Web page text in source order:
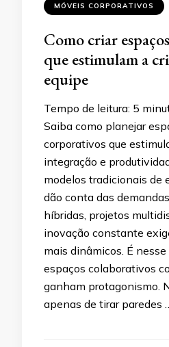
MÓVEIS CORPORATIVOS
Como criar
que estimulam a
equipe
Tempo de leitura: 5
Saiba como planejar
corporativos que
integração e
modelos tradicionais de
dão conta das
híbridas, projetos
inovação constante
mais dinâmicos. É
espaços colaborativos
ganham protagonismo.
apenas de tirar paredes …